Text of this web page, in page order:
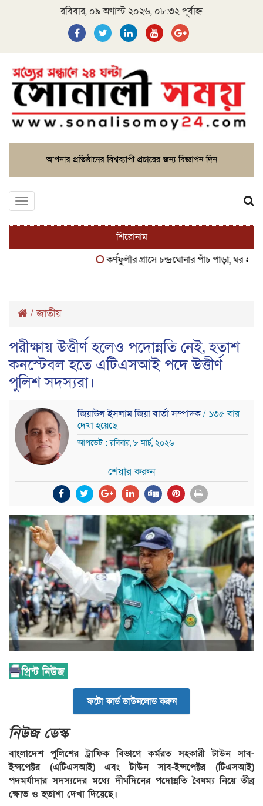
রবিবার, ০৯ অগাস্ট ২০২৬, ০৮:৩২ পূর্বাহ্ন
Toggle
navigation
শিরোনাম
কর্ণফুলীর গ্রাসে চন্দ্রঘোনার পাঁচ পাড়া, ঘর
/জাতীয়
পরীক্ষায় উত্তীর্ণ হলেও পদোন্নতি নেই, হতাশ
কনস্টেবল হতে এটিএসআই পদে উত্তীর্ণ
পুলিশ সদস্যরা।
জিয়াউল ইসলাম জিয়া বার্তা সম্পাদক/ ১৩৫ বার
দেখা হয়েছে
আপডেট : রবিবার, ৮ মার্চ, ২০২৬
শেয়ার করুন
ফটো কার্ড ডাউনলোড করুন
নিউজ ডেস্ক
বাংলাদেশ পুলিশের ট্রাফিক বিভাগে কর্মরত সহকারী টাউন সাব-
ইন্সপেক্টর (এটিএসআই) এবং টাউন সাব-ইন্সপেক্টর (টিএসআই)
পদমর্যাদার সদস্যদের মধ্যে দীর্ঘদিনের পদোন্নতি বৈষম্য নিয়ে তীব্র
ক্ষোভ ও হতাশা দেখা দিয়েছে।